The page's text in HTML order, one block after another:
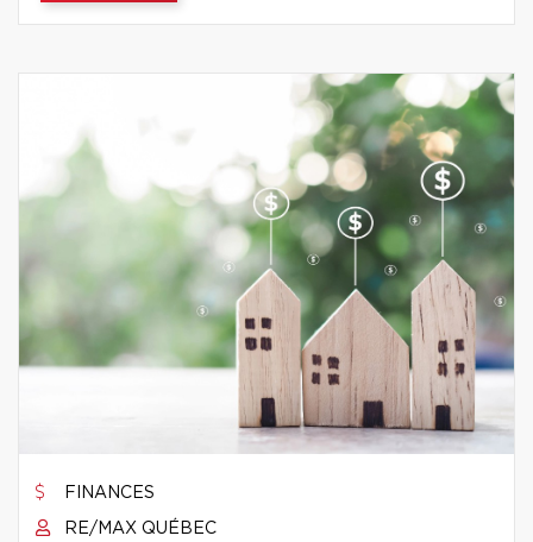
FINANCES
RE/MAX QUÉBEC